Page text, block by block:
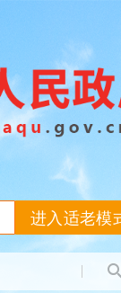
进入适老模